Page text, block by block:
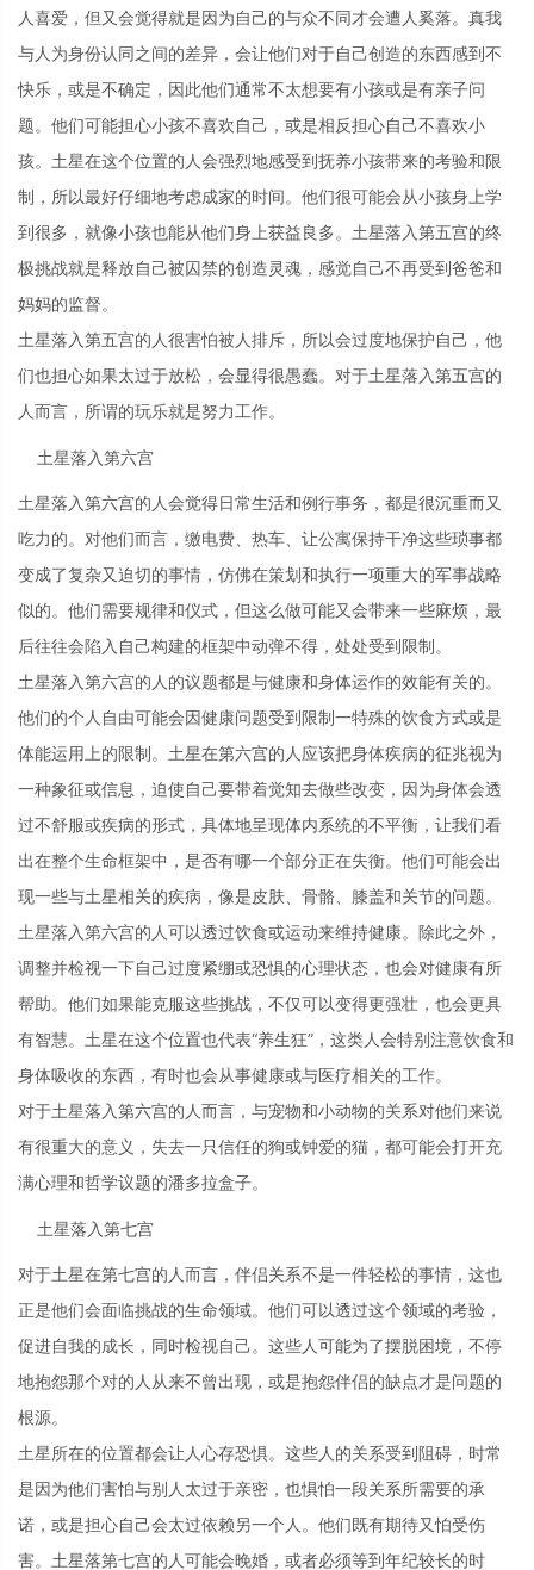
人喜爱，但又会觉得就是因为自己的与众不同才会遭人奚落。真我
与人为身份认同之间的差异，会让他们对于自己创造的东西感到不
快乐，或是不确定，因此他们通常不太想要有小孩或是有亲子问
题。他们可能担心小孩不喜欢自己，或是相反担心自己不喜欢小
孩。土星在这个位置的人会强烈地感受到抚养小孩带来的考验和限
制，所以最好仔细地考虑成家的时间。他们很可能会从小孩身上学
到很多，就像小孩也能从他们身上获益良多。土星落入第五宫的终
极挑战就是释放自己被囚禁的创造灵魂，感觉自己不再受到爸爸和
妈妈的监督。
土星落入第五宫的人很害怕被人排斥，所以会过度地保护自己，他
们也担心如果太过于放松，会显得很愚蠢。对于土星落入第五宫的
人而言，所谓的玩乐就是努力工作。
土星落入第六宫
土星落入第六宫的人会觉得日常生活和例行事务，都是很沉重而又
吃力的。对他们而言，缴电费、热车、让公寓保持干净这些琐事都
变成了复杂又迫切的事情，仿佛在策划和执行一项重大的军事战略
似的。他们需要规律和仪式，但这么做可能又会带来一些麻烦，最
后往往会陷入自己构建的框架中动弹不得，处处受到限制。
土星落入第六宫的人的议题都是与健康和身体运作的效能有关的。
他们的个人自由可能会因健康问题受到限制一特殊的饮食方式或是
体能运用上的限制。土星在第六宫的人应该把身体疾病的征兆视为
一种象征或信息，迫使自己要带着觉知去做些改变，因为身体会透
过不舒服或疾病的形式，具体地呈现体内系统的不平衡，让我们看
出在整个生命框架中，是否有哪一个部分正在失衡。他们可能会出
现一些与土星相关的疾病，像是皮肤、骨骼、膝盖和关节的问题。
土星落入第六宫的人可以透过饮食或运动来维持健康。除此之外，
调整并检视一下自己过度紧绷或恐惧的心理状态，也会对健康有所
帮助。他们如果能克服这些挑战，不仅可以变得更强壮，也会更具
有智慧。土星在这个位置也代表“养生狂”，这类人会特别注意饮食和
身体吸收的东西，有时也会从事健康或与医疗相关的工作。
对于土星落入第六宫的人而言，与宠物和小动物的关系对他们来说
有很重大的意义，失去一只信任的狗或钟爱的猫，都可能会打开充
满心理和哲学议题的潘多拉盒子。
土星落入第七宫
对于土星在第七宫的人而言，伴侣关系不是一件轻松的事情，这也
正是他们会面临挑战的生命领域。他们可以透过这个领域的考验，
促进自我的成长，同时检视自己。这些人可能为了摆脱困境，不停
地抱怨那个对的人从来不曾出现，或是抱怨伴侣的缺点才是问题的
根源。
土星所在的位置都会让人心存恐惧。这些人的关系受到阻碍，时常
是因为他们害怕与别人太过于亲密，也惧怕一段关系所需要的承
诺，或是担心自己会太过依赖另一个人。他们既有期待又怕受伤
害。土星落第七宫的人可能会晚婚，或者必须等到年纪较长的时